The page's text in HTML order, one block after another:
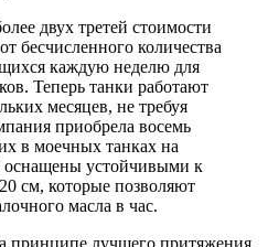
двух третей стоимости
бесчисленного количества
каждую неделю для
Теперь танки работают
месяцев, не требуя
приобрела восемь
в моечных танках на
устойчивыми к
см, которые позволяют
масла в час.
принципе лучшего притяжения